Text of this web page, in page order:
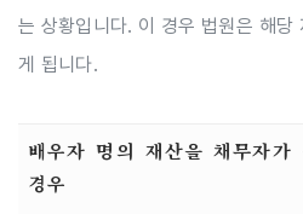
는 상황입니다. 이 경우 법원은 해당
게 됩니다.
배우자 명의 재산을 채무자가
경우